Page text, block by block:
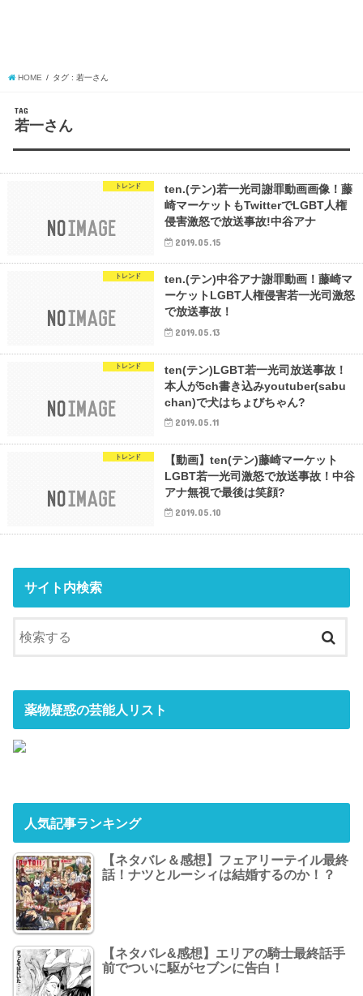
HOME タグ : 若一さん
TAG
若一さん
トレンド
ten.(テン)若一光司謝罪動画画像！藤
崎マーケットもTwitterでLGBT人権
侵害激怒で放送事故!中谷アナ
2019.05.15
トレンド
ten.(テン)中谷アナ謝罪動画！藤崎マ
ーケットLGBT人権侵害若一光司激怒
で放送事故！
2019.05.13
トレンド
ten(テン)LGBT若一光司放送事故！
本人が5ch書き込みyoutuber(sabu
chan)で犬はちょびちゃん?
2019.05.11
トレンド
【動画】ten(テン)藤崎マーケット
LGBT若一光司激怒で放送事故！中谷
アナ無視で最後は笑顔?
2019.05.10
サイト内検索
薬物疑惑の芸能人リスト
人気記事ランキング
【ネタバレ＆感想】フェアリーテイル最終
話！ナツとルーシィは結婚するのか！？
【ネタバレ&感想】エリアの騎士最終話手
前でついに駆がセブンに告白！